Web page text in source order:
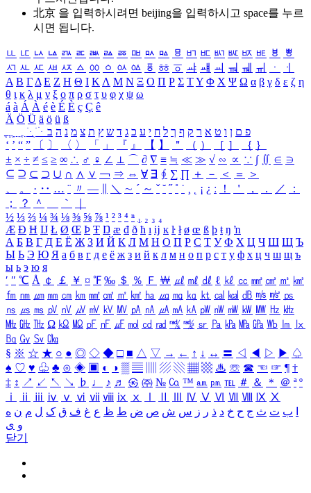
北京 을 입력하시려면 beijing을 입력하시고 space를 누르
시면 됩니다.
ㅥ ㅦ ㅧ ㅨ ㅩ ㅪ ㅫ ㅬ ㅭ ㅮ ㅯ ㅰ ㅱ ㅲ ㅳ ㅴ ㅵ ㅶ ㅷ ㅸ
ㅹ
ㅺ ㅻ ㅼ ㅽ ㅾ ㅿ ㆀ ㆁ ㆂ ㆃ ㆄ ㆅ ㆆ ㆇ ㆈ ㆉ ㆊ ㆋ ㆌ ㆍ
ㆎ
Α Β ΓΔ Ε Ζ Η Θ Ι ΚΛ Μ Ν Ξ Ο Π Ρ Σ ΤΥ Φ Χ Ψ Ω α β γ δ ε ζ η
θ ι κ λ μ ν ξ ο π ρ σ τ υ φ χ ψ ω
á à Á À é è É È ç Ç ê
Ä Ö Ü ä ö ü ß
ִֶֹ ֻּ ׁׂ פ ם ן ו ט א ר ק ף ך ל ח י ע כ ג ד ש ץ ת צ מ נ ה ב
‘ ’ “ ” 〔 〕 〈 〉 「 」 『 』 【 】 ＂ （ ） ［ ］ ｛ ｝
± × ÷ ≠ ≤ ≥ ∞ ∴ ♂ ♀ ∠ ⊥ ⌒ ∂ ∇ ≡ ≒ ≪ ≫ √ ∽ ∝ ∵ ∫ ∬ ∈ ∋
⊆ ⊇ ⊂ ⊃ ∪ ∩ ∧ ∨ ￢ ⇒ ⇔ ∀ ∃ ∮ ∑ ∏ ＋ － ＜ ＝
＞
、
。 · ‥ … ¨ 〃 ― ＼ ∼ ´ ～ ˇ ˘ ˝ ˚ ˙ ¸ ¡ ¿ ː ！ ＇ ， ． ／
：
；
？ ＾ ｀
½ ⅓ ⅔ ¼ ¾ ⅛ ⅜ ⅝ ⅞ ¹ ² ³ ⁴ ⁿ ₁ ₂ ₃ ₄
Æ Ð Ħ Ĳ Ł Ø Œ Þ Ŧ Ŋ æ đ ð ħ ı ĳ ĸ ŀ ł ø œ ß þ ŧ ŋ ŉ
А Б В Г Д Е Ё Ж З И Й К Л М Н О П Р С Т У Ф Х Ц Ч Ш Щ Ъ
Ы Ь Э Ю Я а б в г д е ё ж з и й к л м н о п р с т у ф х ц ч ш щ ъ
ы ь э ю я
′ ″ ℃ Å ￠ ￡ ￥ ¤ ℉ ‰ ＄ ％ Ｆ ￦ ㎕ ㎖ ㎗ ℓ ㎘ ㏄ ㎣ ㎤ ㎥ ㎦
㎙ ㎚ ㎛ ㎜ ㎝ ㎞ ㎟ ㎠ ㎡ ㎢ ㏊ ㎍ ㎎ ㎏ ㏏ ㎈ ㎉ ㏈ ㎧ ㎨ ㎰
㎱ ㎲ ㎳ ㎴ ㎵ ㎶ ㎷ ㎸ ㎹ ㎀ ㎁ ㎂ ㎃ ㎄ ㎺ ㎻ ㎽ ㎾ ㎿ ㎐ ㎑
㎒ ㎓ ㎔ Ω ㏀ ㏁ ㎊ ㎋ ㎌ ㏖ ㏅ ㎭ ㎮ ㎯ ㏛ ㎩ ㎪ ㎫ ㎬ ㏝ ㏐
㏓
㏃ ㏉ ㏜ ㏆
§ ※ ☆ ★ ○ ● ◎ ◇ ◆ □ ■ △ ▽ → ← ↑ ↓ ↔ 〓 ◁ ◀ ▷ ▶ ♤
♠ ♡ ♥ ♧ ♣ ⊙ ◈ ▣ ◐ ◑ ▒ ▤ ▨ ▧ ▦ ▩ ♨ ☏ ☎ ☜ ☞ ¶ †
‡ ↕ ↗ ↙ ↖ ↘ ♭ ♩ ♪ ♬ ㉿ ㈜ № ㏇ ™ ㏂ ㏘ ℡ ＃ ＆ ＊ ＠ ª º
ⅰ
ⅱ ⅲ ⅳ ⅴ ⅵ ⅶ ⅷ ⅸ ⅹ Ⅳ Ⅴ Ⅵ Ⅶ Ⅷ Ⅸ Ⅹ
ب ت ث ج ح خ د ذ ر ز س ش ص ض ط ظ ع غ ف ق ک ل م ن ه
و ی
닫기